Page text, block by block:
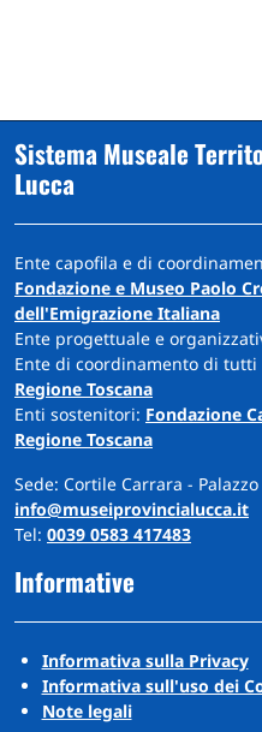
Sistema Museale
Lucca
Ente capofila e di
Fondazione e Museo Paolo
dell'Emigrazione Italiana
Ente progettuale e
Ente di coordinamento di
Regione Toscana
Enti sostenitori: Fondazione
Regione Toscana
Sede: Cortile Carrara -
info@museiprovincialucca.it
Tel: 0039 0583 417483
Informative
Informativa sulla Privacy
Informativa sull'uso dei
Note legali